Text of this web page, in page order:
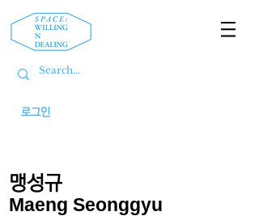
로그인
맹성규
Maeng Seonggyu